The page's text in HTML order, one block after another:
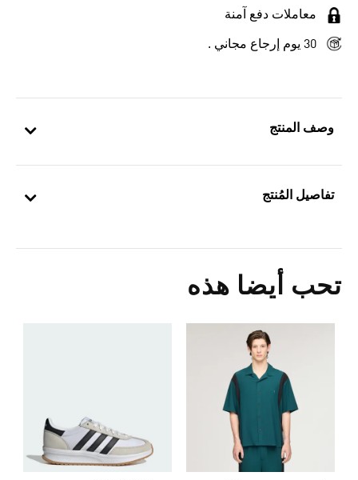
وصف المنتج
تفاصيل المُنتج
تحب أيضا هذه
معاملات دفع آمنة